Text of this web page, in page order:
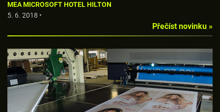
MEA MICROSOFT HOTEL HILTON
5. 6. 2018 •
Přečíst novinku »